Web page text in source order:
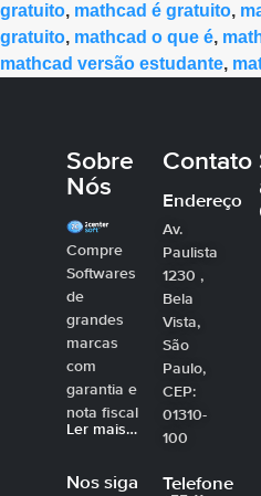
gratuito, mathcad é gratuito,
gratuito, mathcad o que é,
mathcad versão estudante,
Sobre
Nós
Compre
Softwares
de
grandes
marcas
com
garantia e
nota fiscal
Ler mais…
Nos siga
Contato
Endereço
Av.
Paulista
1230 ,
Bela
Vista,
São
Paulo,
CEP:
01310-
100
Telefone